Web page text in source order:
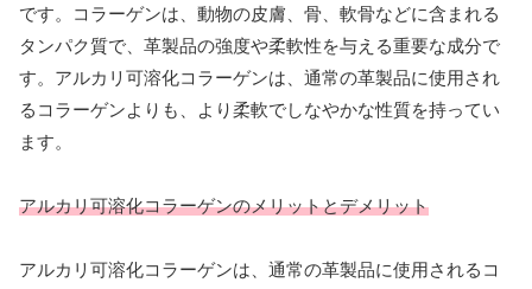
です。コラーゲンは、動物の皮膚、骨、軟骨などに含まれる
タンパク質で、革製品の強度や柔軟性を与える重要な成分で
す。アルカリ可溶化コラーゲンは、通常の革製品に使用され
るコラーゲンよりも、より柔軟でしなやかな性質を持ってい
ます。
アルカリ可溶化コラーゲンのメリットとデメリット
アルカリ可溶化コラーゲンは、通常の革製品に使用されるコ